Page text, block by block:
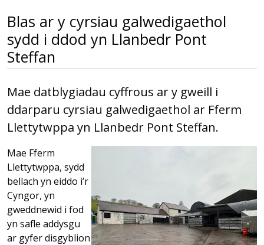
Blas ar y cyrsiau galwedigaethol
sydd i ddod yn Llanbedr Pont
Steffan
Mae datblygiadau cyffrous ar y gweill i
ddarparu cyrsiau galwedigaethol ar Fferm
Llettytwppa yn Llanbedr Pont Steffan.
Mae Fferm
Llettytwppa, sydd
bellach yn eiddo i’r
Cyngor, yn
gweddnewid i fod
yn safle addysgu
ar gyfer disgyblion